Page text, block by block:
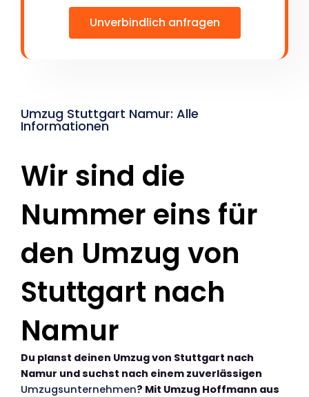
Unverbindlich anfragen
Umzug Stuttgart Namur: Alle
Informationen
Wir sind die
Nummer eins für
den Umzug von
Stuttgart nach
Namur
Du planst deinen Umzug von Stuttgart nach
Namur und suchst nach einem zuverlässigen
Umzugsunternehmen? Mit Umzug Hoffmann aus